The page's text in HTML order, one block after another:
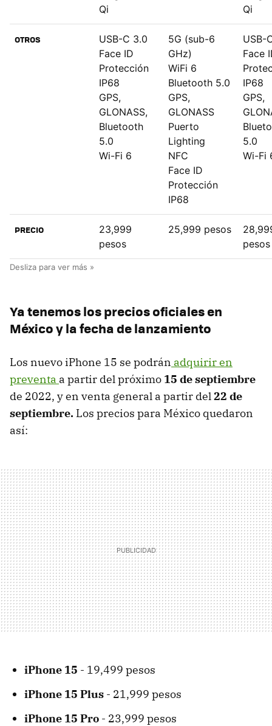
Qi
Qi
OTROS
USB-C 3.0
Face ID
Protección
IP68
GPS,
GLONASS,
Bluetooth
5.0
Wi-Fi 6
5G (sub-6
GHz)
WiFi 6
Bluetooth 5.0
GPS,
GLONASS
Puerto
Lighting
NFC
Face ID
Protección
IP68
USB-
Face
IP68
GPS,
5.0
Wi-Fi
PRECIO
23,999
pesos
25,999 pesos
pesos
Ya tenemos los precios oficiales en
México y la fecha de lanzamiento
Los nuevo iPhone 15 se podrán adquirir en
preventa a partir del próximo 15 de septiembre
de 2022, y en venta general a partir del22 de
septiembre. Los precios para México quedaron
así:
iPhone 15 - 19,499 pesos
iPhone 15 Plus - 21,999 pesos
iPhone 15 Pro - 23,999 pesos